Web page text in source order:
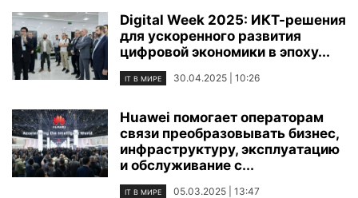
Digital Week 2025: ИКТ-решения
для ускоренного развития
цифровой экономики в эпоху...
IT В МИРЕ 30.04.2025 | 10:26
Huawei помогает операторам
связи преобразовывать бизнес,
инфраструктуру, эксплуатацию
и обслуживание с...
IT В МИРЕ 05.03.2025 | 13:47